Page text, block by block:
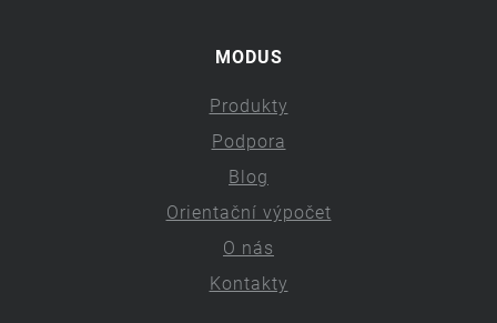
MODUS
Produkty
Podpora
Blog
Orientační výpočet
O nás
Kontakty